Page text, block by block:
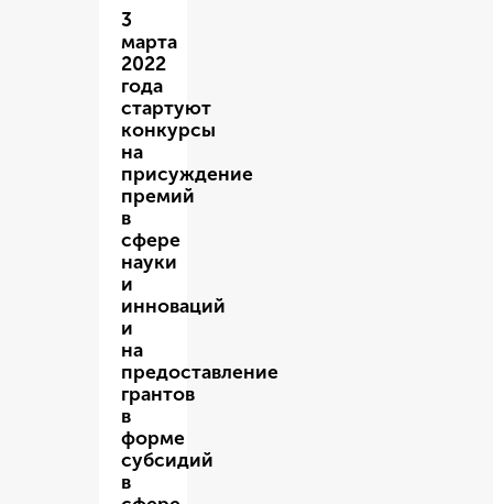
3
марта
2022
года
стартуют
конкурсы
на
присуждение
премий
в
сфере
науки
и
инноваций
и
на
предоставление
грантов
в
форме
субсидий
в